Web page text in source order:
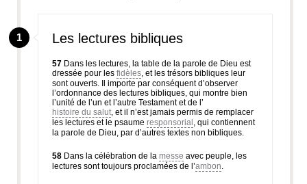
1 Les lectures bibliques
57 Dans les lectures, la table de la parole de Dieu est
dressée pour les fidèles , et les trésors bibliques leur
sont ouverts. Il importe par conséquent d’observer
l’ordonnance des lectures bibliques, qui montre bien
l’unité de l’un et l’autre Testament et de l’
histoire du salut , et il n’est jamais permis de remplacer
les lectures et le psaume responsorial , qui contiennent
la parole de Dieu, par d’autres textes non bibliques.
58 Dans la célébration de la messe avec peuple, les
lectures sont toujours proclamées de l’ambon